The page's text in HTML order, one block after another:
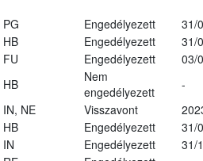
PG Engedélyezett
31/
HB Engedélyezett
31/
FU Engedélyezett
03/
HB
Nem
engedélyezett
-
IN, NE Visszavont
HB Engedélyezett
31/
IN Engedélyezett
31/